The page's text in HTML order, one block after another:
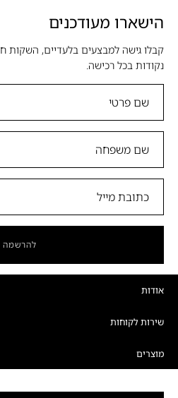
הישארו מעודכנים
קבלו גישה למבצעים בלעדיים, השקות
נקודות בכל רכישה.
להרשמה
אודות
שירות לקוחות
מוצרים